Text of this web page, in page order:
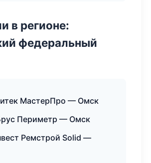
в регионе:
федеральный
МастерПро — Омск
Периметр — Омск
Ремстрой Solid —